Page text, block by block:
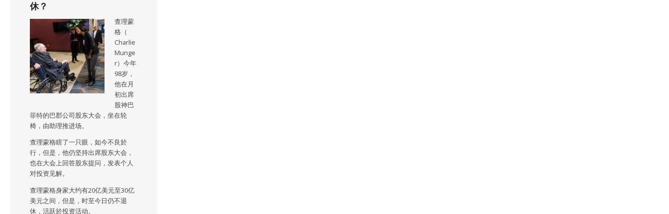
休？
查理蒙
格（
Charlie
Munge
r）今年
98岁，
他在月
初出席
股神巴
菲特的巴郡公司股东大会，坐在轮
椅，由助理推进场。
查理蒙格瞎了一只眼，如今不良於
行，但是，他仍坚持出席股东大会，
也在大会上回答股东提问，发表个人
对投资见解。
查理蒙格身家大约有20亿美元至30亿
美元之间，但是，时至今日仍不退
休，活跃於投资活动。